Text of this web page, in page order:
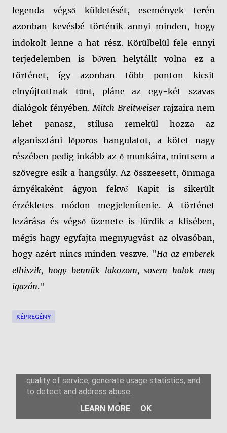
legenda végső küldetését, események terén
azonban kevésbé történik annyi minden, hogy
indokolt lenne a hat rész. Körülbelül fele ennyi
terjedelemben is bőven helytállt volna ez a
történet, így azonban több ponton kicsit
elnyújtottnak tűnt, pláne az egy-két szavas
dialógok fényében. Mitch Breitweiser rajzaira nem
lehet panasz, stílusa remekül hozza az
afganisztáni lőporos hangulatot, a kötet nagy
részében pedig inkább az ő munkáira, mintsem a
szövegre esik a hangsúly. Az összeesett, önmaga
árnyékaként ágyon fekvő Kapit is sikerült
érzékletes módon megjelenítenie. A történet
lezárása és végső üzenete is fürdik a klisében,
mégis hagy egyfajta megnyugvást az olvasóban,
hogy azért nincs minden veszve. "Ha az emberek
elhiszik, hogy bennük lakozom, sosem halok meg
igazán."
KÉPREGÉNY
g